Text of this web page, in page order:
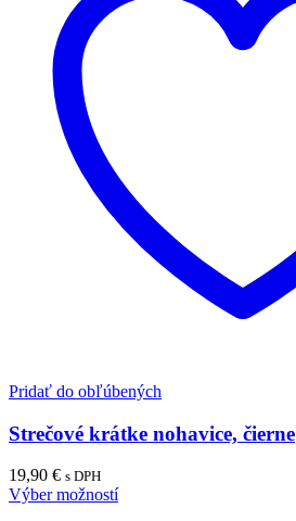
Pridať do obľúbených
Strečové krátke nohavice, čierne
19,90 € s DPH
Výber možností